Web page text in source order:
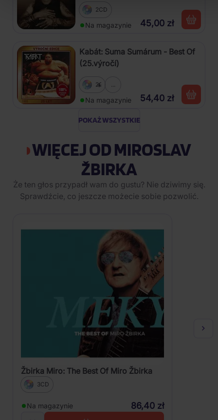
2CD
Na magazynie 45,00 zł
Kabát: Suma Sumárum - Best Of
(25.výročí)
2CD
Na magazynie 54,40 zł
POKAŻ WSZYSTKIE
WIĘCEJ OD MIROSLAV
ŽBIRKA
Że ten głos przypadł wam do gustu? Nie dziwimy się.
Sprawdźcie, co jeszcze możecie sobie pozwolić.
Žbirka Miro: The Best Of Miro Žbirka
3CD
Na magazynie 86,40 zł